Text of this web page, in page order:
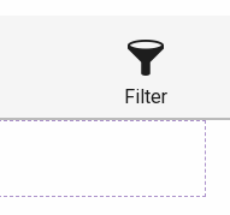
Filter